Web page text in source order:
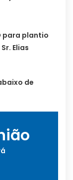
para plantio
Elias
de